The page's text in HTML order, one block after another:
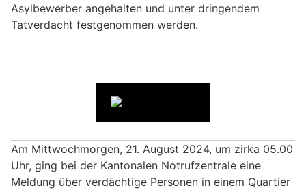
Asylbewerber angehalten und unter dringendem
Tatverdacht festgenommen werden.
Am Mittwochmorgen, 21. August 2024, um zirka 05.00
Uhr, ging bei der Kantonalen Notrufzentrale eine
Meldung über verdächtige Personen in einem Quartier